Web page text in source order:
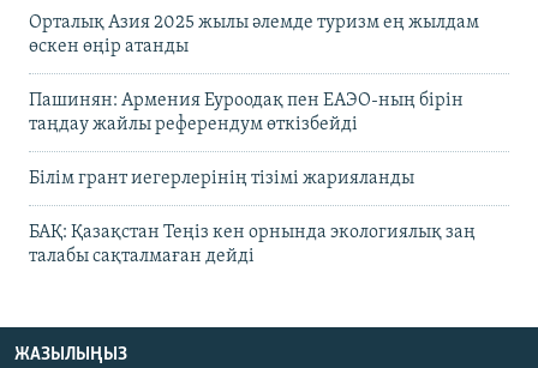
Орталық Азия 2025 жылы әлемде туризм ең жылдам
өскен өңір атанды
Пашинян: Армения Еуроодақ пен ЕАЭО-ның бірін
таңдау жайлы референдум өткізбейді
Білім грант иегерлерінің тізімі жарияланды
БАҚ: Қазақстан Теңіз кен орнында экологиялық заң
талабы сақталмаған дейді
ЖАЗЫЛЫҢЫЗ